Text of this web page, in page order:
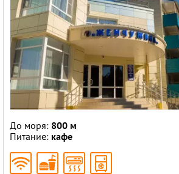
До моря: 800 м
Питание: кафе